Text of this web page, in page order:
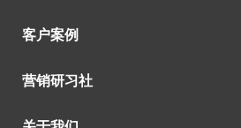
客户案例
营销研习社